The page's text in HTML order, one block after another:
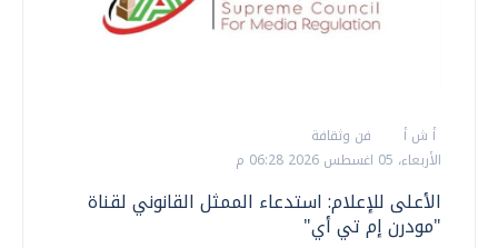
أ ش أ
فن وثقافة
الأربعاء، 05 اغسطس 2026 06:28 م
الأعلى للإعلام: استدعاء الممثل القانوني لقناة
"مودرن إم تي أي"